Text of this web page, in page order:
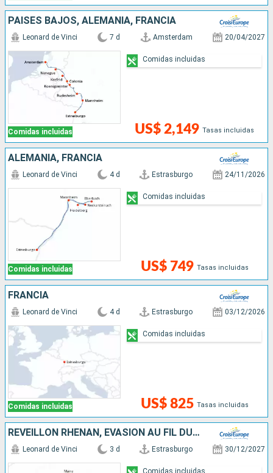
PAISES BAJOS, ALEMANIA, FRANCIA
Comidas incluidas
Leonard de Vinci 7 d Amsterdam 20/04/2027
US$ 2,149 Tasas incluidas
Comidas incluidas
ALEMANIA, FRANCIA
Comidas incluidas
Leonard de Vinci 4 d Estrasburgo 24/11/2026
US$ 749 Tasas incluidas
Comidas incluidas
FRANCIA
Comidas incluidas
Leonard de Vinci 4 d Estrasburgo 03/12/2026
US$ 825 Tasas incluidas
Comidas incluidas
RÉVEILLON RHÉNAN, ÉVASION AU FIL DU RHIN
Leonard de Vinci 3 d Estrasburgo 30/12/2027
Comidas incluidas